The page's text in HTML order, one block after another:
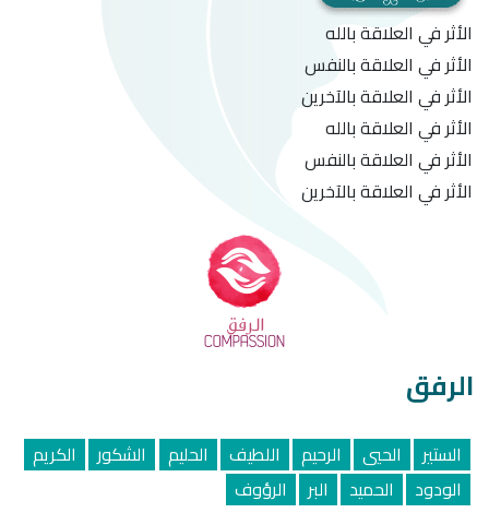
الأثر في العلاقة بالله
الأثر في العلاقة بالنفس
الأثر في العلاقة بالآخرين
الأثر في العلاقة بالله
الأثر في العلاقة بالنفس
الأثر في العلاقة بالآخرين
الرفق
الستير الحيي الرحيم اللطيف الحليم الشكور
الكريم
الودود
الحميد البر
الرؤوف